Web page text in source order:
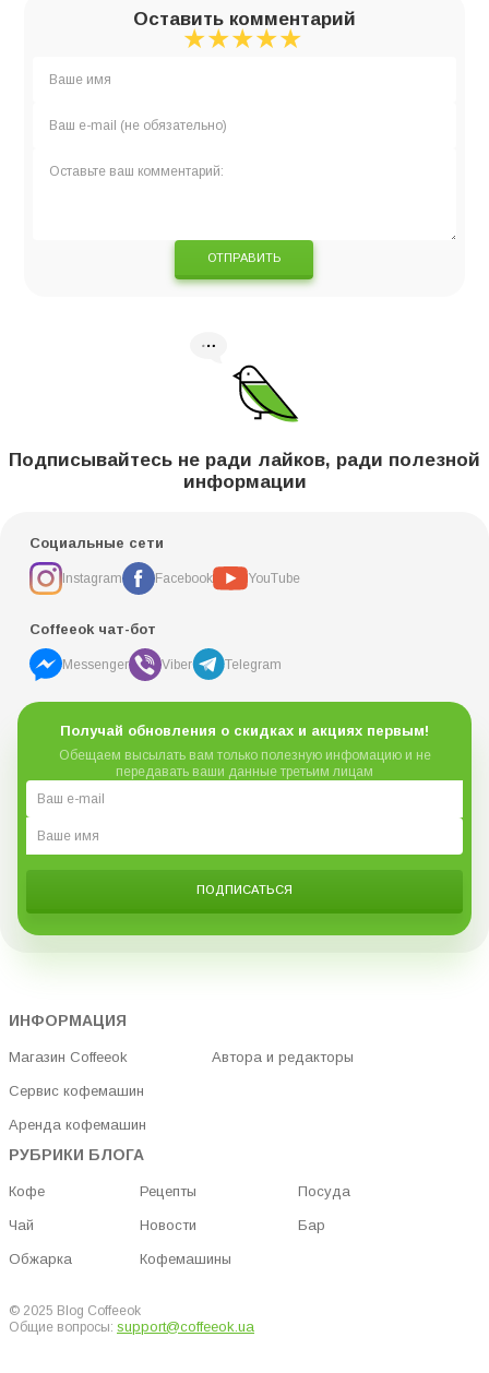
Оставить комментарий
★
★★
★★★
★★★★
★★★★★
ОТПРАВИТЬ
Подписывайтесь не ради лайков, ради полезной
информации
Социальные сети
Instagram Facebook YouTube
Coffeeok чат-бот
Messenger Viber Telegram
Получай обновления о скидках и акциях первым!
Обещаем высылать вам только полезную инфомацию и не
передавать ваши данные третьим лицам
ПОДПИСАТЬСЯ
ИНФОРМАЦИЯ
Магазин Coffeeok
Сервис кофемашин
Аренда кофемашин
Автора и редакторы
РУБРИКИ БЛОГА
Кофе
Чай
Обжарка
Рецепты
Новости
Кофемашины
Посуда
Бар
© 2025 Blog Coffeeok
Общие вопросы: support@coffeeok.ua